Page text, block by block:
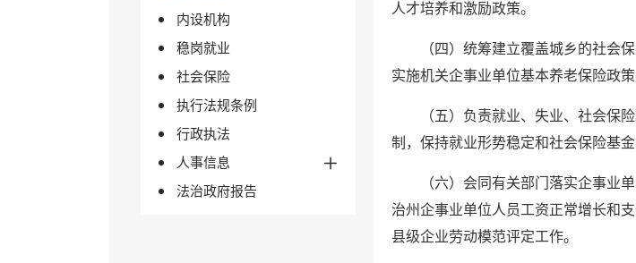
内设机构
稳岗就业
社会保险
执行法规条例
行政执法
人事信息
人事任免
法治政府报告
人才培养和激励政策。
（四）统筹建立覆盖城乡的社会
实施机关企事业单位基本养老保险政
（五）负责就业、失业、社会保
制，保持就业形势稳定和社会保险基金
（六）会同有关部门落实企事业
治州企事业单位人员工资正常增长和
县级企业劳动模范评定工作。